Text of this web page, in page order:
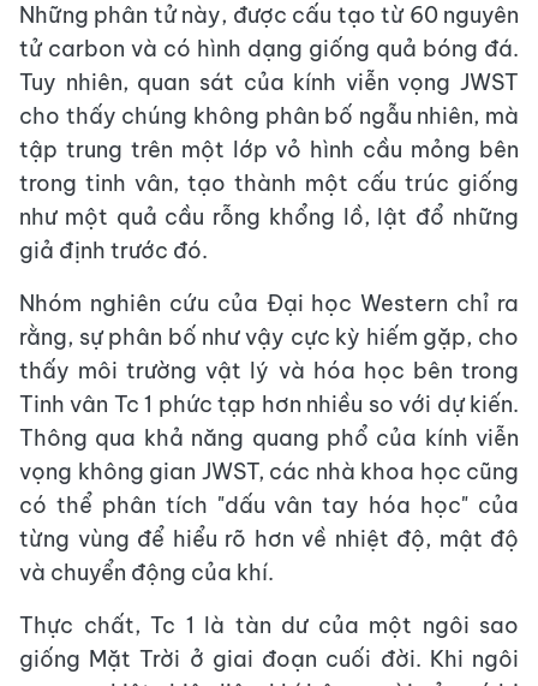
Những phân tử này, được cấu tạo từ 60 nguyên
tử carbon và có hình dạng giống quả bóng đá.
Tuy nhiên, quan sát của kính viễn vọng JWST
cho thấy chúng không phân bố ngẫu nhiên, mà
tập trung trên một lớp vỏ hình cầu mỏng bên
trong tinh vân, tạo thành một cấu trúc giống
như một quả cầu rỗng khổng lồ, lật đổ những
giả định trước đó.
Nhóm nghiên cứu của Đại học Western chỉ ra
rằng, sự phân bố như vậy cực kỳ hiếm gặp, cho
thấy môi trường vật lý và hóa học bên trong
Tinh vân Tc 1 phức tạp hơn nhiều so với dự kiến.
Thông qua khả năng quang phổ của kính viễn
vọng không gian JWST, các nhà khoa học cũng
có thể phân tích "dấu vân tay hóa học" của
từng vùng để hiểu rõ hơn về nhiệt độ, mật độ
và chuyển động của khí.
Thực chất, Tc 1 là tàn dư của một ngôi sao
giống Mặt Trời ở giai đoạn cuối đời. Khi ngôi